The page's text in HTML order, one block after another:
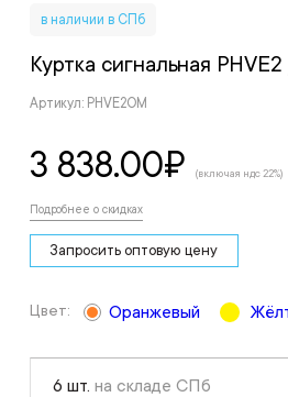
в наличии в СПб
Куртка сигнальная PHVE2
Артикул: PHVE2OM
3 838.00₽ (включая ндс 22%)
Подробнее о скидках
Запросить оптовую цену
Цвет: Оранжевый
6 шт. на складе СПб